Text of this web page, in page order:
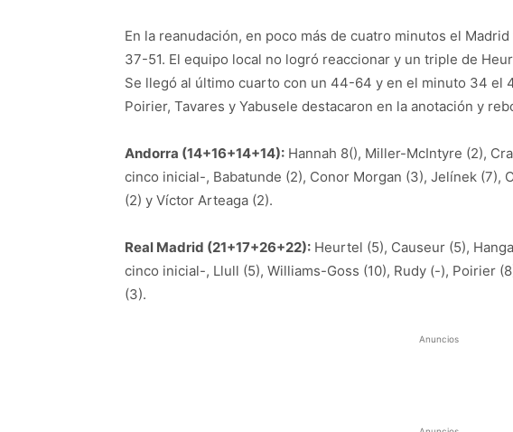
En la reanudación, en poco más de cuatro minutos el
37-51. El equipo local no logró reaccionar y un triple de
Se llegó al último cuarto con un 44-64 y en el minuto 34 el
Poirier, Tavares y Yabusele destacaron en la anotación y
Andorra (14+16+14+14): Hannah 8(), Miller-McIntyre (2),
cinco inicial-, Babatunde (2), Conor Morgan (3), Jelínek (7),
(2) y Víctor Arteaga (2).
Real Madrid (21+17+26+22): Heurtel (5), Causeur (5),
cinco inicial-, Llull (5), Williams-Goss (10), Rudy (-), Poirier
(3).
Anuncios